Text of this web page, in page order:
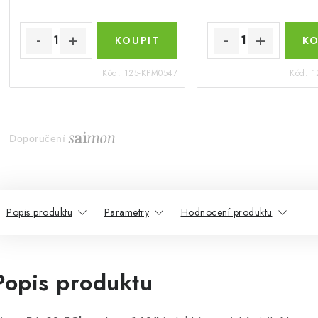
Kód: 125-KPM0547 Kód:
Doporučení
Popis produktu Parametry Hodnocení produktu
produktu